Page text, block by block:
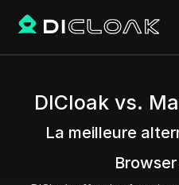
DICloak vs.
La meilleure
Browser